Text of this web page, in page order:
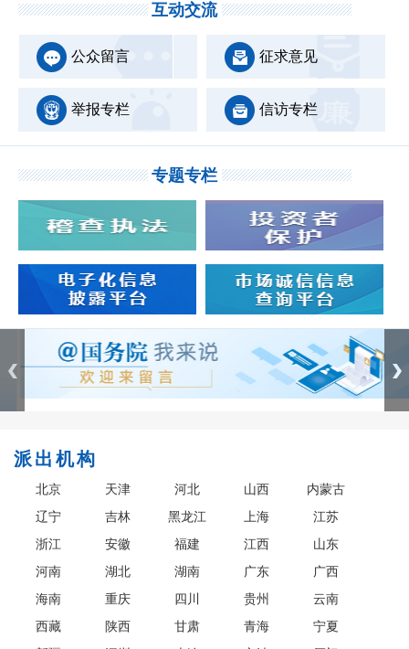
互动交流
公众留言 征求意见
举报专栏 信访专栏
专题专栏
派出机构
北京 天津 河北 山西
内蒙古
辽宁
吉林 黑龙江 上海
江苏
浙江
安徽 福建 江西
山东
河南
湖北 湖南 广东
广西
海南
重庆 四川 贵州
云南
西藏
陕西 甘肃 青海
宁夏